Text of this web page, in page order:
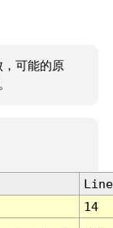
可能的原
Line
14